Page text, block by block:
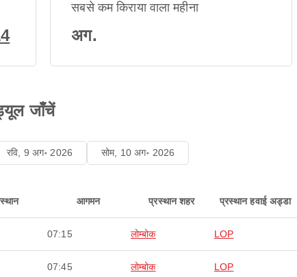
सबसे कम किराया वाला महीना
अग.
जाँचें
रवि, 9 अग॰ 2026 सोम, 10 अग॰ 2026
आगमन प्रस्थान शहर प्रस्थान हवाई अड्डा
07:15 लोम्बोक LOP
07:45 लोम्बोक LOP